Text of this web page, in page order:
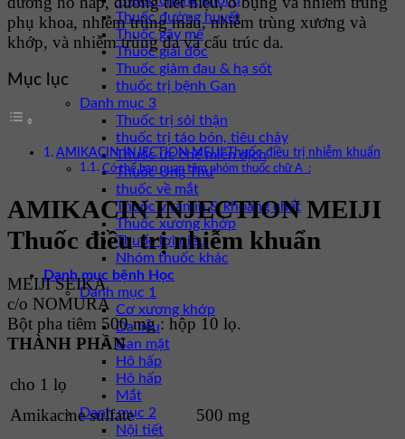
Thuốc đường huyết
Thuốc gây mê
Thuốc giải độc
Thuốc giảm đau & hạ sốt
thuốc trị bệnh Gan
Danh mục 3
Thuốc trị sỏi thận
thuốc trị táo bón, tiêu chảy
Thuốc ức chế miễn dịch
Thuốc Ung Thư
thuốc về mắt
Thuốc vitamin & khoáng chất
Thuốc xương khớp
Thuốc lợi niệu
Nhóm thuốc khác
Danh mục bệnh Học
Danh mục 1
Cơ xương khớp
Da liễu
Gan mật
Hô hấp
Hô hấp
Mắt
Danh mục 2
Nội tiết
phụ khoa, nhiễm trùng máu, nhiễm trùng xương và
khớp, và nhiễm trùng da và cấu trúc da.
Mục lục
AMIKACIN INJECTION MEIJI Thuốc điều trị nhiễm khuẩn
Có thể bạn quan tâm nhóm thuốc chữ A :
AMIKACIN INJECTION MEIJI
Thuốc điều trị nhiễm khuẩn
MEIJI SEIKA
c/o NOMURA
Bột pha tiêm 500 mg : hộp 10 lọ.
THÀNH PHẦN
cho 1 lọ
Amikacine sulfate
500 mg